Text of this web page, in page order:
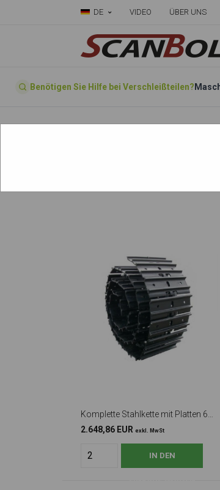
DE VIDEO ÜBER UNS
Benötigen Sie Hilfe bei Verschleißteilen?
2.648,86 EUR exkl. MwSt